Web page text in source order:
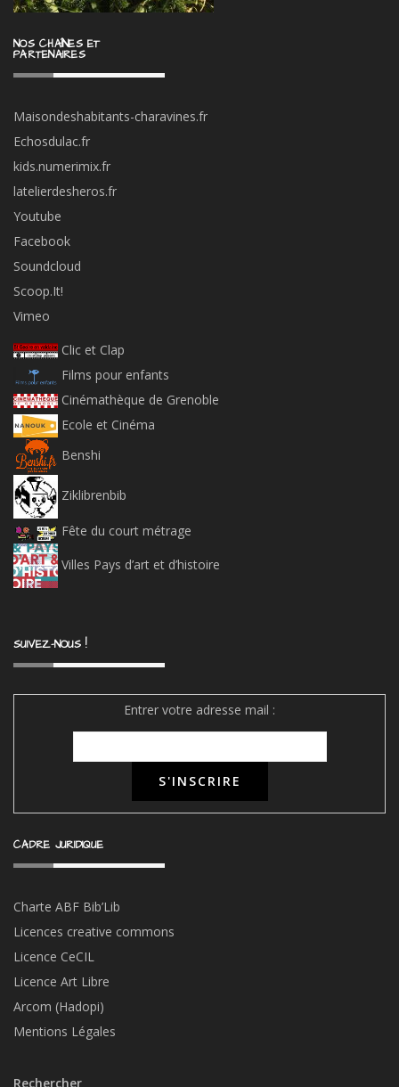
NOS CHAÎNES ET
PARTENAIRES
Maisondeshabitants-charavines.fr
Echosdulac.fr
kids.numerimix.fr
latelierdesheros.fr
Youtube
Facebook
Soundcloud
Scoop.It!
Vimeo
Clic et Clap
Films pour enfants
Cinémathèque de Grenoble
Ecole et Cinéma
Benshi
Ziklibrenbib
Fête du court métrage
Villes Pays d’art et d’histoire
SUIVEZ-NOUS !
Entrer votre adresse mail :
CADRE JURIDIQUE
Charte ABF Bib’Lib
Licences creative commons
Licence CeCIL
Licence Art Libre
Arcom (Hadopi)
Mentions Légales
Rechercher